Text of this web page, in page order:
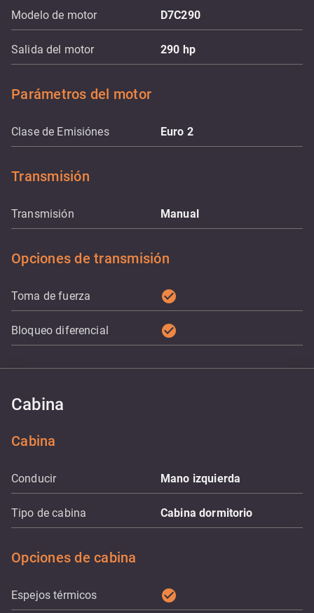
Modelo de motor D7C290
Salida del motor 290 hp
Parámetros del motor
Clase de Emisiónes Euro 2
Transmisión
Transmisión Manual
Opciones de transmisión
Toma de fuerza check_circle
Bloqueo diferencial check_circle
Cabina
Cabina
Conducir Mano izquierda
Tipo de cabina Cabina dormitorio
Opciones de cabina
Espejos térmicos check_circle